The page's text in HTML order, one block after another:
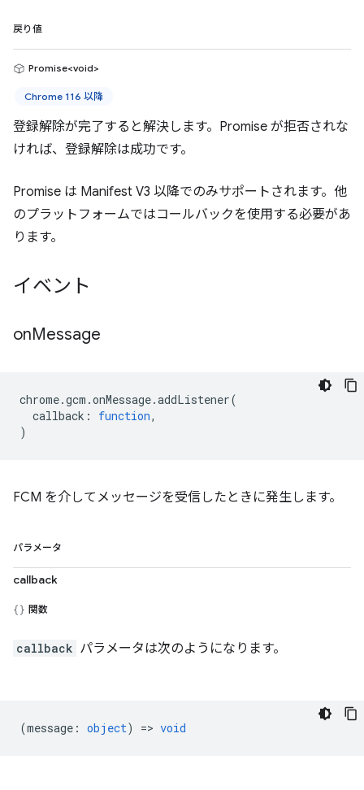
戻り値
Promise<void>
Chrome 116 以降
登録解除が完了すると解決します。Promise が拒否されな
ければ、登録解除は成功です。
Promise は Manifest V3 以降でのみサポートされます。他
のプラットフォームではコールバックを使用する必要があ
ります。
イベント
onMessage
chrome.gcm .onMessage.addListener(
callback : function,
)
FCM を介してメッセージを受信したときに発生します。
パラメータ
callback
関数
callback パラメータは次のようになります。
(message : object) => void